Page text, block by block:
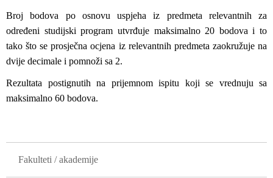
Broj bodova po osnovu uspjeha iz predmeta relevantnih za
određeni studijski program utvrđuje maksimalno 20 bodova i to
tako što se prosječna ocjena iz relevantnih predmeta zaokružuje na
dvije decimale i pomnoži sa 2.
Rezultata postignutih na prijemnom ispitu koji se vrednuju sa
maksimalno 60 bodova.
Fakulteti / akademije